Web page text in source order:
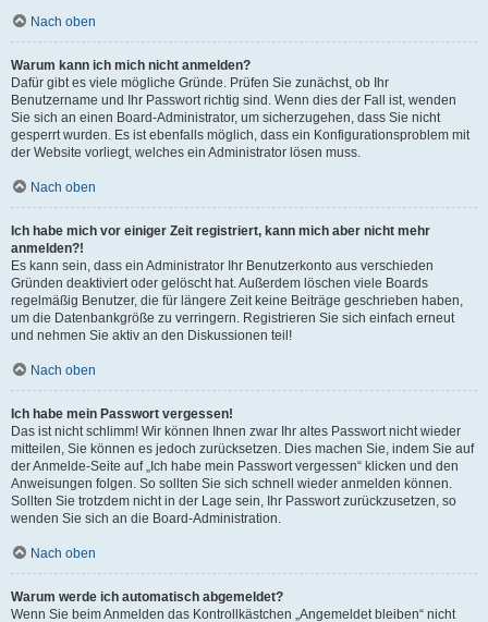
Nach oben
Warum kann ich mich nicht anmelden?
Dafür gibt es viele mögliche Gründe. Prüfen Sie zunächst, ob Ihr
Benutzername und Ihr Passwort richtig sind. Wenn dies der Fall ist, wenden
Sie sich an einen Board-Administrator, um sicherzugehen, dass Sie nicht
gesperrt wurden. Es ist ebenfalls möglich, dass ein Konfigurationsproblem mit
der Website vorliegt, welches ein Administrator lösen muss.
Nach oben
Ich habe mich vor einiger Zeit registriert, kann mich aber nicht mehr
anmelden?!
Es kann sein, dass ein Administrator Ihr Benutzerkonto aus verschieden
Gründen deaktiviert oder gelöscht hat. Außerdem löschen viele Boards
regelmäßig Benutzer, die für längere Zeit keine Beiträge geschrieben haben,
um die Datenbankgröße zu verringern. Registrieren Sie sich einfach erneut
und nehmen Sie aktiv an den Diskussionen teil!
Nach oben
Ich habe mein Passwort vergessen!
Das ist nicht schlimm! Wir können Ihnen zwar Ihr altes Passwort nicht wieder
mitteilen, Sie können es jedoch zurücksetzen. Dies machen Sie, indem Sie auf
der Anmelde-Seite auf „Ich habe mein Passwort vergessen“ klicken und den
Anweisungen folgen. So sollten Sie sich schnell wieder anmelden können.
Sollten Sie trotzdem nicht in der Lage sein, Ihr Passwort zurückzusetzen, so
wenden Sie sich an die Board-Administration.
Nach oben
Warum werde ich automatisch abgemeldet?
Wenn Sie beim Anmelden das Kontrollkästchen „Angemeldet bleiben“ nicht